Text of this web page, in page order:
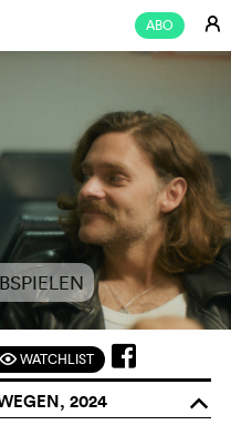
ABO E
FWATCHLIST
2024 o